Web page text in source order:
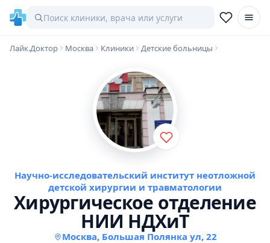
Лайк.Доктор Москва Клиники Детские больницы
Научно-исследовательский институт неотложной
детской хирургии и травматологии
Хирургическое отделение
НИИ НДХиТ
Москва, Большая Полянка ул, 22